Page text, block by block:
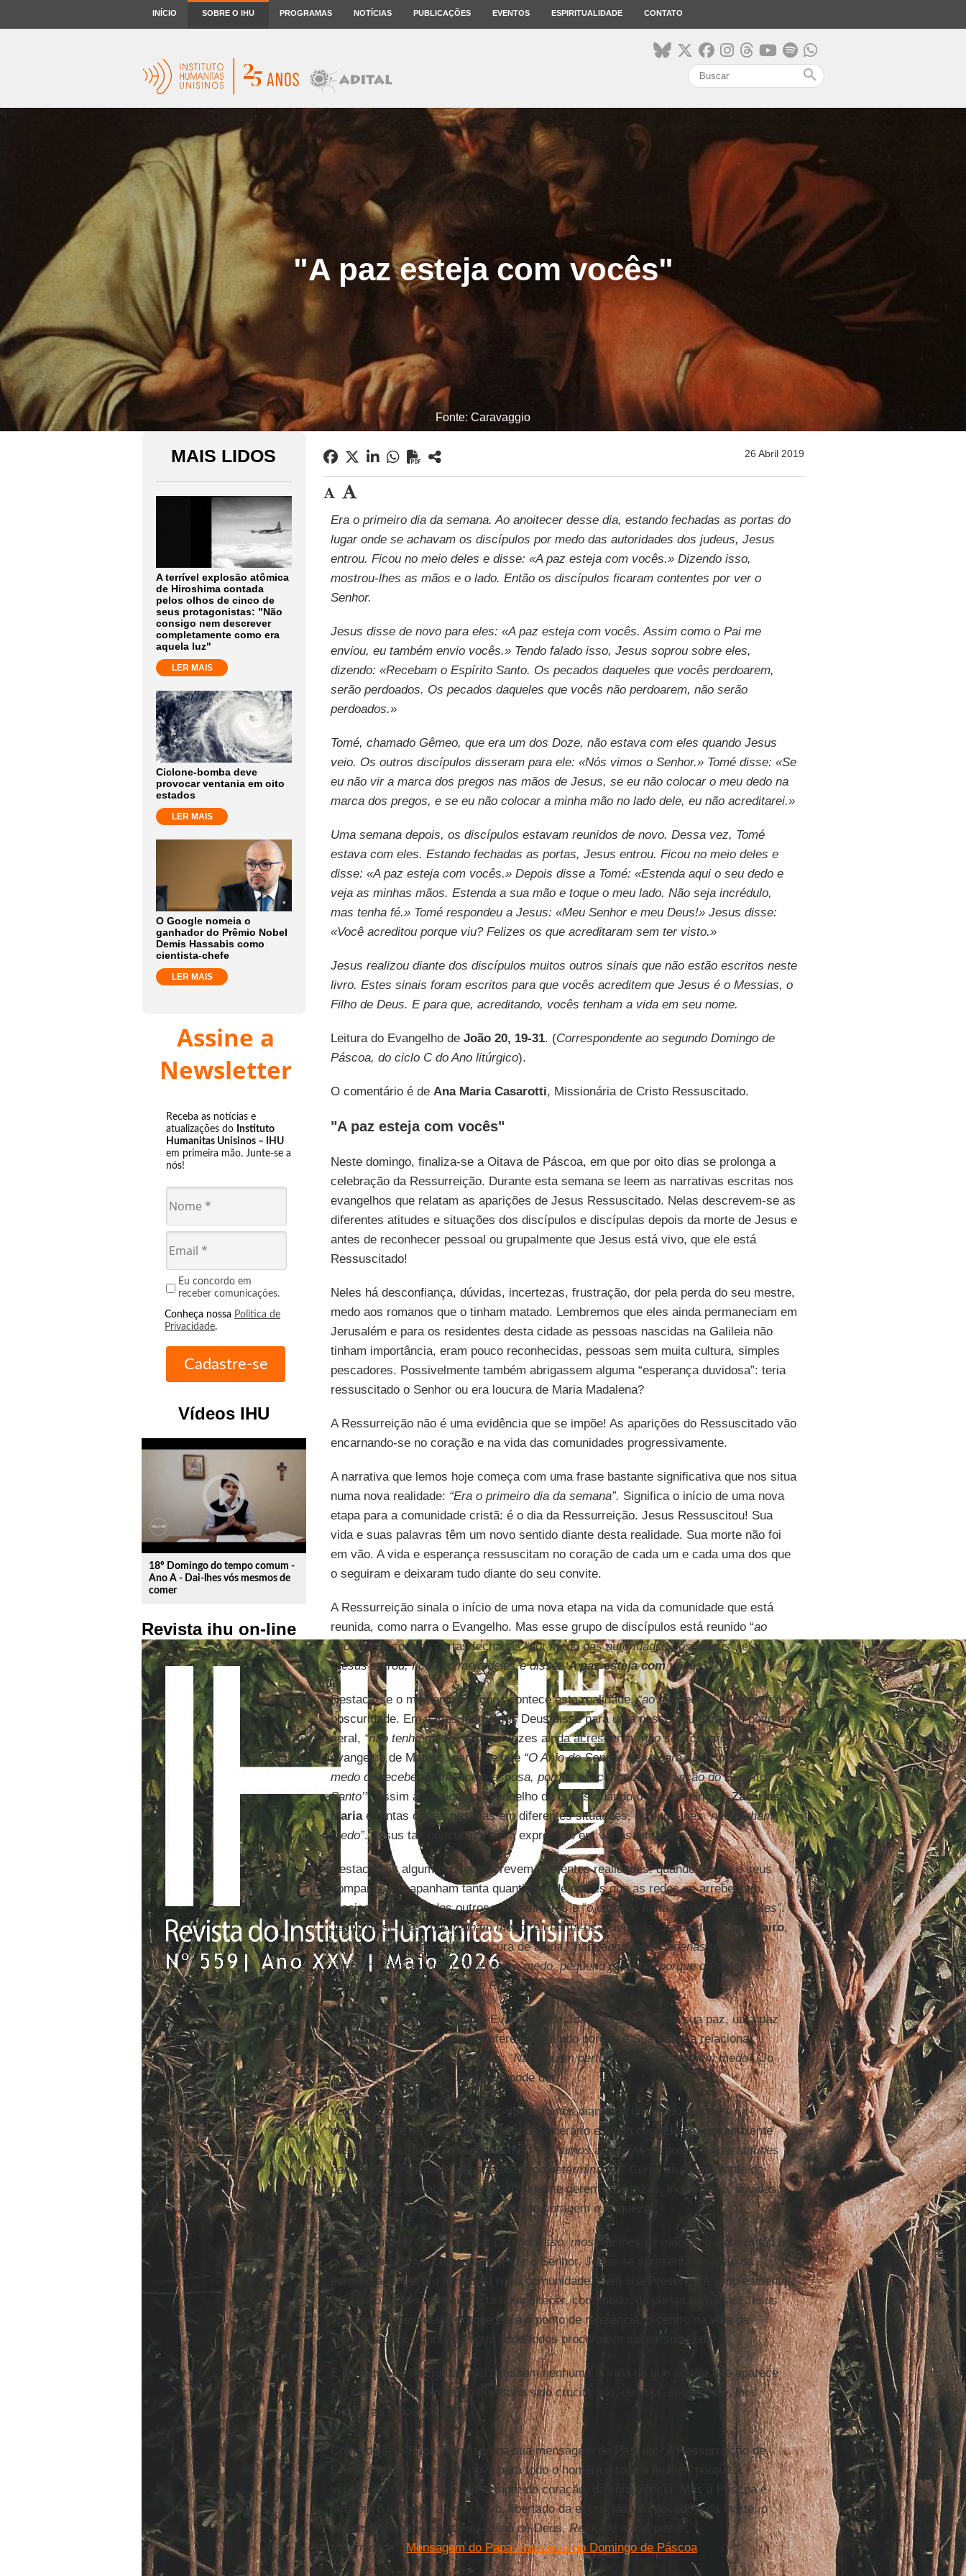
INÍCIO SOBRE O IHU PROGRAMAS NOTÍCIAS PUBLICAÇÕES EVENTOS ESPIRITUALIDADE CONTATO
search
"A paz esteja com vocês"
Fonte: Caravaggio
MAIS LIDOS
A terrível explosão atômica
de Hiroshima contada
pelos olhos de cinco de
seus protagonistas: "Não
consigo nem descrever
completamente como era
aquela luz"
LER MAIS
Ciclone-bomba deve
provocar ventania em oito
estados
LER MAIS
O Google nomeia o
ganhador do Prêmio Nobel
Demis Hassabis como
cientista-chefe
LER MAIS
Assine a
Newsletter
Receba as notícias e
atualizações do Instituto
Humanitas Unisinos – IHU
em primeira mão. Junte-se a
nós!
Eu concordo em
receber comunicações.
Conheça nossa Política de
Privacidade.
Vídeos IHU
play_circle_outline
18º Domingo do tempo comum -
Ano A - Dai-lhes vós mesmos de
comer
Revista ihu on-line
26 Abril 2019
Era o primeiro dia da semana. Ao anoitecer desse dia, estando fechadas as portas do
lugar onde se achavam os discípulos por medo das autoridades dos judeus, Jesus
entrou. Ficou no meio deles e disse: «A paz esteja com vocês.» Dizendo isso,
mostrou-lhes as mãos e o lado. Então os discípulos ficaram contentes por ver o
Senhor.
Jesus disse de novo para eles: «A paz esteja com vocês. Assim como o Pai me
enviou, eu também envio vocês.» Tendo falado isso, Jesus soprou sobre eles,
dizendo: «Recebam o Espírito Santo. Os pecados daqueles que vocês perdoarem,
serão perdoados. Os pecados daqueles que vocês não perdoarem, não serão
perdoados.»
Tomé, chamado Gêmeo, que era um dos Doze, não estava com eles quando Jesus
veio. Os outros discípulos disseram para ele: «Nós vimos o Senhor.» Tomé disse: «Se
eu não vir a marca dos pregos nas mãos de Jesus, se eu não colocar o meu dedo na
marca dos pregos, e se eu não colocar a minha mão no lado dele, eu não acreditarei.»
Uma semana depois, os discípulos estavam reunidos de novo. Dessa vez, Tomé
estava com eles. Estando fechadas as portas, Jesus entrou. Ficou no meio deles e
disse: «A paz esteja com vocês.» Depois disse a Tomé: «Estenda aqui o seu dedo e
veja as minhas mãos. Estenda a sua mão e toque o meu lado. Não seja incrédulo,
mas tenha fé.» Tomé respondeu a Jesus: «Meu Senhor e meu Deus!» Jesus disse:
«Você acreditou porque viu? Felizes os que acreditaram sem ter visto.»
Jesus realizou diante dos discípulos muitos outros sinais que não estão escritos neste
livro. Estes sinais foram escritos para que vocês acreditem que Jesus é o Messias, o
Filho de Deus. E para que, acreditando, vocês tenham a vida em seu nome.
Leitura do Evangelho de João 20, 19-31. (Correspondente ao segundo Domingo de
Páscoa, do ciclo C do Ano litúrgico).
O comentário é de Ana Maria Casarotti, Missionária de Cristo Ressuscitado.
"A paz esteja com vocês"
Neste domingo, finaliza-se a Oitava de Páscoa, em que por oito dias se prolonga a
celebração da Ressurreição. Durante esta semana se leem as narrativas escritas nos
evangelhos que relatam as aparições de Jesus Ressuscitado. Nelas descrevem-se as
diferentes atitudes e situações dos discípulos e discípulas depois da morte de Jesus e
antes de reconhecer pessoal ou grupalmente que Jesus está vivo, que ele está
Ressuscitado!
Neles há desconfiança, dúvidas, incertezas, frustração, dor pela perda do seu mestre,
medo aos romanos que o tinham matado. Lembremos que eles ainda permaneciam em
Jerusalém e para os residentes desta cidade as pessoas nascidas na Galileia não
tinham importância, eram pouco reconhecidas, pessoas sem muita cultura, simples
pescadores. Possivelmente também abrigassem alguma “esperança duvidosa”: teria
ressuscitado o Senhor ou era loucura de Maria Madalena?
A Ressurreição não é uma evidência que se impõe! As aparições do Ressuscitado vão
encarnando-se no coração e na vida das comunidades progressivamente.
A narrativa que lemos hoje começa com uma frase bastante significativa que nos situa
numa nova realidade: “Era o primeiro dia da semana”. Significa o início de uma nova
etapa para a comunidade cristã: é o dia da Ressurreição. Jesus Ressuscitou! Sua
vida e suas palavras têm um novo sentido diante desta realidade. Sua morte não foi
em vão. A vida e esperança ressuscitam no coração de cada um e cada uma dos que
o seguiram e deixaram tudo diante do seu convite.
A Ressurreição sinala o início de uma nova etapa na vida da comunidade que está
reunida, como narra o Evangelho. Mas esse grupo de discípulos está reunido “ao
anoitecer”, com as portas fechadas“por medo das autoridades dos judeus”, e ali
“Jesus entrou, ficou no meio deles e disse: ‘A paz esteja com vocês’”.
Destaca-se o momento em que acontece esta realidade,“ao anoitecer”, ou seja, na
obscuridade. Em vários momentos Deus disse para uma pessoa ou para seu povo em
geral, “não tenha medo”.Muitas vezes ainda acrescenta“não seja covarde”.No
evangelho de Mateus, narra-se que “O Anjo do Senhor disse para José ‘não tenha
medo de receber Maria como esposa, porque ela concebeu pela ação do Espírito
Santo’”.Assim acontece no Evangelho de Lucas quando o anjo se dirige aZacarias, a
Mariae tantas outras pessoas em diferentes situações, dizendo-lhes“não tenham
medo”. Jesus também utiliza essa expressão em várias situações.
Destacamos algumas que descrevem diferentes realidades: quandoPedroe seus
companheiros apanham tanta quantidade de peixes que as redes se arrebentam,
precisam da ajuda dos outros companheiros e “o espanto tinha tomado conta deles”.
Jesus disse-lhes“não tenham medo"e chama-os a segui-lo. Jesus disse para Jairo,
que vai ao seu encontro à procura de ajuda,“não tenha medo, apenas tenha fé”
também a seu rebanho: "Não tenha medo, pequeno rebanho, porque o Pai tem o
prazer de dar-lhes a vocês o Reino”.
No discurso de despedida do Evangelho de João, Jesus promete sua paz, uma paz
nova e diferente daquela que oferece o mundo porque é Sua paz e a relaciona
imediatamente com as palavras: “Não fiquem perturbados, nem tenham medo”(Jo
14,28). É umapazque só Jesus pode dar.
Voltando ao nosso texto, vemos que estamos diante de um grupo que está na
obscuridade e se sente desamparado, temerário e ainda cercado por um ambiente
hostil. Isso nos leva a perguntar-nos:“fechamos as portas da nossa vida e atitudes
para alguma realidade, pessoa ou grupo determinado?”
Como atuamos diante de
determinadas situações que possivelmente gerem incertezas, inquietação, dúvidas,
deixando, como consequência, falta de coragem e fraqueza?
Mas o Amor de Jesus inunda: Dizendo isso, mostrou-lhes as mãos e o lado.
Então os
discípulos ficaram contentes por ver o Senhor. Jesus se apresenta no meio da
comunidade, ele é o centro da nova comunidade. Sem sua Presença é simplesmente
um grupo de pessoas que está ao anoitecer, com medo, de portas fechadas! Jesus
aparece no meio deles porque ele é o ponto de referência, o centro da vida da
comunidade, é a fonte de água onde todos procuraram saciar sua sede!
E para que os discípulos não tivessem nenhuma dúvida de que aquele que aparece
em seu meio era o mesmo que tinha sido crucificado, ou seja, seu Mestre, lhes
mostra as mãos e o lado.
Como disse o Papa Francisco na sua mensagem de Páscoa: “A Ressurreição de
Cristo é princípio de vida nova para todo o homem e toda a mulher, porque a
verdadeira renovação parte sempre do coração, da consciência. Mas a Páscoa é
também o início do mundo novo, libertado da escravidão do pecado e da morte: o
mundo finalmente aberto ao Reino de Deus,Reino de amor, paz e
fraternidade”
Mensagem do Papa Francisco no Domingo de Páscoa